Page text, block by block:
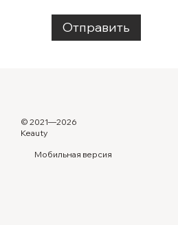
Отправить
© 2021—2026
Keauty
Мобильная версия